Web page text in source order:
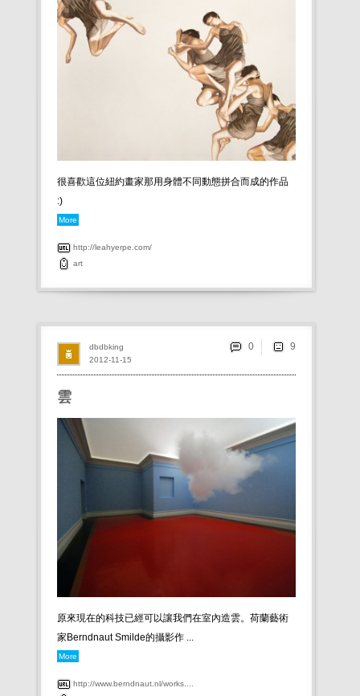
很喜歡這位紐約畫家那用身體不同動態拼合而成的作品
:)
More
http://leahyerpe.com/
art
雲
原來現在的科技已經可以讓我們在室內造雲。荷蘭藝術
家Berndnaut Smilde的攝影作 ...
More
http://www.berndnaut.nl/works....
2012-11-15
dbdbking 0